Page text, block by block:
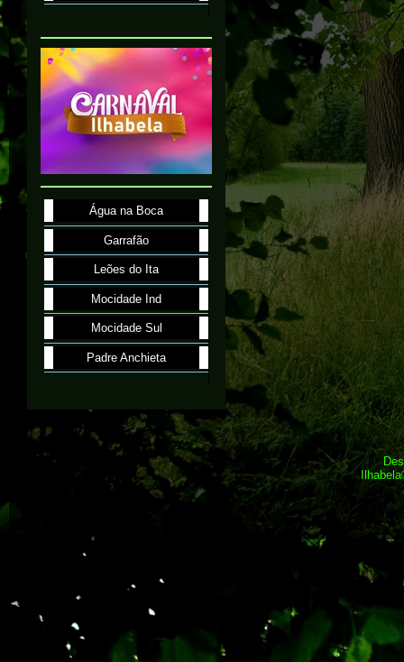
Água na Boca
Garrafão
Leões do Ita
Mocidade Ind
Mocidade Sul
Padre Anchieta